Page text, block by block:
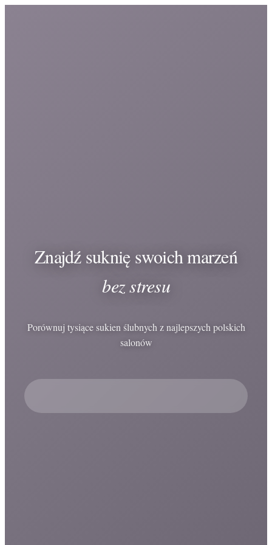
Znajdź suknię swoich marzeń
bez stresu
Porównuj tysiące sukien ślubnych z najlepszych polskich
salonów